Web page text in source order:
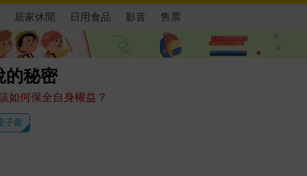
居家休閒 日用食品 影音 售票
的秘密
如何保全自身權益？
子書